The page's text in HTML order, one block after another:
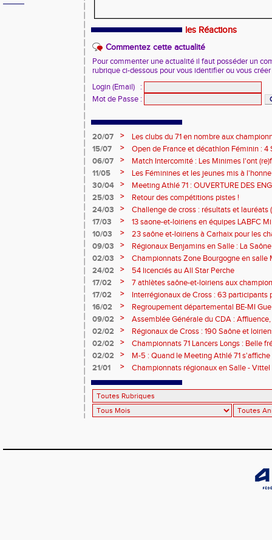
les Réactions
Commentez cette actualité
Pour commenter une actualité il faut posséder un
rubrique ci-dessous pour vous identifier ou vous
Login (Email)
:
Mot de Passe :
20/07 >
Les clubs du 71 en nombre aux
15/07
>
Open de France et décathlon Féminin : 4
06/07
>
Match Intercomité : Les Minimes l'ont
11/05
>
Les Féminines et les jeunes mis à
30/04
>
Meeting Athlé 71 : OUVERTURE DES
25/03
>
Retour des compétitions pistes !
24/03
>
Challenge de cross : résultats et lauréats
17/03
>
13 saone-et-loiriens en équipes LABFC
couleurs de la Ligue à Metz
10/03 >
23 saône et-loiriens à Carhaix pour les
Cross !
09/03 >
Régionaux Benjamins en Salle : La
l'affiche !
02/03 >
Championnats Zone Bourgogne en salle
médailles pour les athlètes du 71 !
24/02 >
54 licenciés au All Star Perche
17/02
>
7 athlètes saône-et-loiriens aux
pour Céline BESSE !
17/02 >
Interrégionaux de Cross : 63 participants
titre - 3 podiums et 21 qualifiés !
16/02 >
Regroupement départemental BE-MI
plein !
09/02 >
Assemblée Générale du CDA :
RDV !
02/02 >
Régionaux de Cross : 190 Saône et
02/02
>
Championnats 71 Lancers Longs : Belle
performances au RDV ce samedi à
02/02 >
M-5 : Quand le Meeting Athlé 71 s'affiche
21/01
> Championnats régionaux en Salle - Vittel